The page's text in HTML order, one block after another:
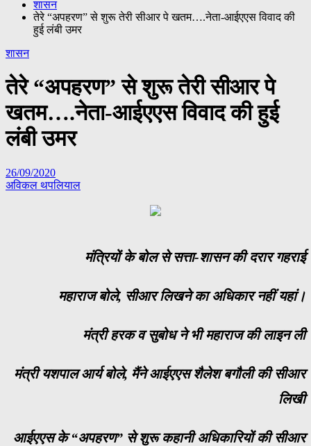
शासन
तेरे “अपहरण” से शुरू तेरी सीआर पे खतम….नेता-आईएएस विवाद की
हुई लंबी उमर
शासन
तेरे “अपहरण” से शुरू तेरी सीआर पे
खतम….नेता-आईएएस विवाद की हुई
लंबी उमर
26/09/2020
अविकल थपलियाल
मंत्रियों के बोल से सत्ता-शासन की दरार गहराई
महाराज बोले, सीआर लिखने का अधिकार नहीं यहां।
मंत्री हरक व सुबोध ने भी महाराज की लाइन ली
मंत्री यशपाल आर्य बोले, मैंने आईएएस शैलेश बगौली की सीआर
लिखी
आईएएस के “अपहरण” से शुरू कहानी अधिकारियों की सीआर